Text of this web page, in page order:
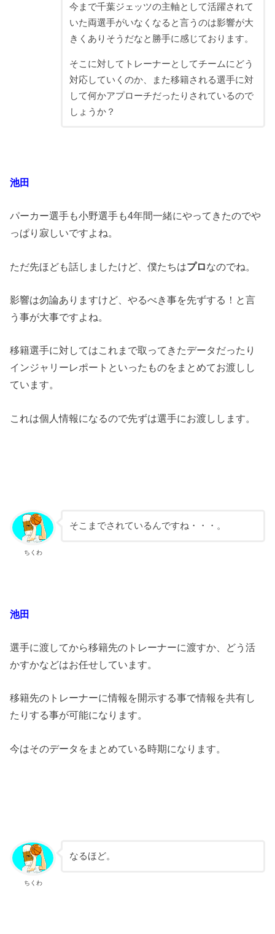
今まで千葉ジェッツの主軸として活躍されて
いた両選手がいなくなると言うのは影響が大
きくありそうだなと勝手に感じております。
そこに対してトレーナーとしてチームにどう
対応していくのか、また移籍される選手に対
して何かアプローチだったりされているので
しょうか？
池田
パーカー選手も小野選手も4年間一緒にやってきたのでや
っぱり寂しいですよね。
ただ先ほども話しましたけど、僕たちはプロなのでね。
影響は勿論ありますけど、やるべき事を先ずする！と言
う事が大事ですよね。
移籍選手に対してはこれまで取ってきたデータだったり
インジャリーレポートといったものをまとめてお渡しし
ています。
これは個人情報になるので先ずは選手にお渡しします。
ちくわ
そこまでされているんですね・・・。
池田
選手に渡してから移籍先のトレーナーに渡すか、どう活
かすかなどはお任せしています。
移籍先のトレーナーに情報を開示する事で情報を共有し
たりする事が可能になります。
今はそのデータをまとめている時期になります。
ちくわ
なるほど。